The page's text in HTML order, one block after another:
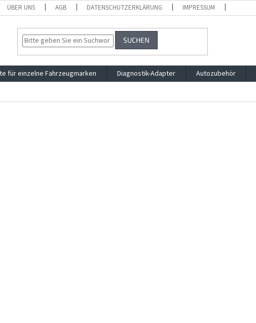
ÜBER UNS AGB DATENSCHUTZERKLÄRUNG IMPRESSUM
SUCHEN
für einzelne Fahrzeugmarken Diagnostik-Adapter Autozubehör